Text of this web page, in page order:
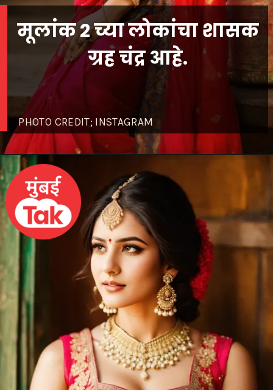
PHOTO CREDIT; INSTAGRAM
मूलांक 2 च्या लोकांचा शासक
ग्रह चंद्र आहे.